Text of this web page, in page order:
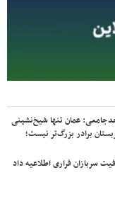
عمان تنها شیخ‌نشینی
برادر بزرگ‌تر نیست؛
سربازان فراری اطلاعیه داد